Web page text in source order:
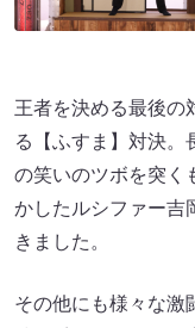
王者を決める最後の
る【ふすま】対決。
の笑いのツボを突く
かしたルシファー吉
きました。
その他にも様々な激